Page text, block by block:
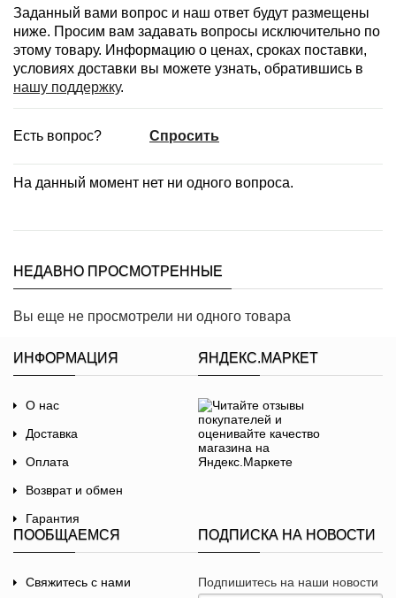
Заданный вами вопрос и наш ответ будут размещены
ниже. Просим вам задавать вопросы исключительно по
этому товару. Информацию о ценах, сроках поставки,
условиях доставки вы можете узнать, обратившись в
нашу поддержку.
Есть вопрос? Спросить
На данный момент нет ни одного вопроса.
НЕДАВНО ПРОСМОТРЕННЫЕ
Вы еще не просмотрели ни одного товара
ИНФОРМАЦИЯ
О нас
Доставка
Оплата
Возврат и обмен
Гарантия
Договор-оферта
Политика
конфиденциальности
ЯНДЕКС.МАРКЕТ
ПООБЩАЕМСЯ
Свяжитесь с нами
ПОДПИСКА НА НОВОСТИ
Подпишитесь на наши новости